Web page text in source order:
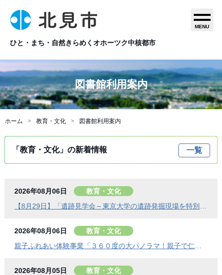
ひと・まち・自然きらめくオホーツク中核都市
MENU
図書館利用案内
ホーム 教育・文化 図書館利用案内
「教育・文化」の新着情報 一覧
2026年08月06日
教育・文化
2026年08月06日
教育・文化
2026年08月05日
教育・文化